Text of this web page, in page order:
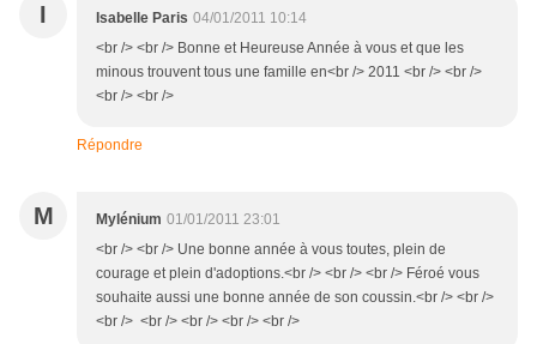
I Isabelle Paris 04/01/2011 10:14
<br /> <br /> Bonne et Heureuse Année à vous et que les
minous trouvent tous une famille en<br /> 2011 <br /> <br />
<br /> <br />
Répondre
M Mylénium 01/01/2011 23:01
<br /> <br /> Une bonne année à vous toutes, plein de
courage et plein d'adoptions.<br /> <br /> <br /> Féroé vous
souhaite aussi une bonne année de son coussin.<br /> <br />
<br /> <br /> <br /> <br /> <br />